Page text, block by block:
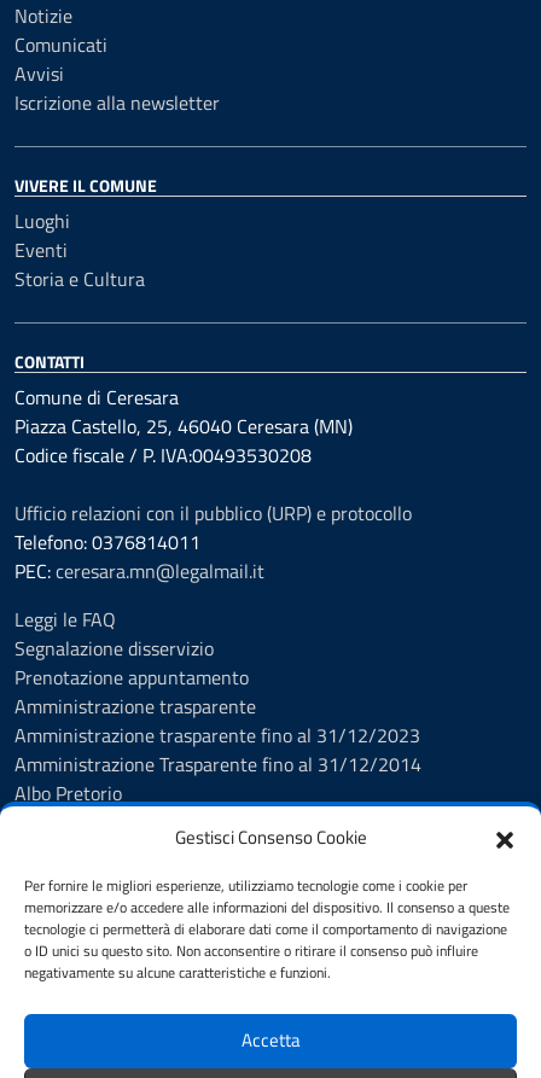
Gestisci Consenso Cookie
Per fornire le migliori esperienze, utilizziamo tecnologie come i cookie per
memorizzare e/o accedere alle informazioni del dispositivo. Il consenso a queste
tecnologie ci permetterà di elaborare dati come il comportamento di navigazione
o ID unici su questo sito. Non acconsentire o ritirare il consenso può influire
negativamente su alcune caratteristiche e funzioni.
Accetta
Notizie
Comunicati
Avvisi
Iscrizione alla newsletter
VIVERE IL COMUNE
Luoghi
Eventi
Storia e Cultura
CONTATTI
Comune di Ceresara
Piazza Castello, 25, 46040 Ceresara (MN)
Codice fiscale / P. IVA:00493530208
Ufficio relazioni con il pubblico (URP) e protocollo
Telefono: 0376814011
PEC:ceresara.mn@legalmail.it
Leggi le FAQ
Segnalazione disservizio
Prenotazione appuntamento
Amministrazione trasparente
Amministrazione trasparente fino al 31/12/2023
Amministrazione Trasparente fino al 31/12/2014
Albo Pretorio
Dichiarazione di accessibilità
Obiettivi di accessibilità
Note legali
Feedback Accessibilità